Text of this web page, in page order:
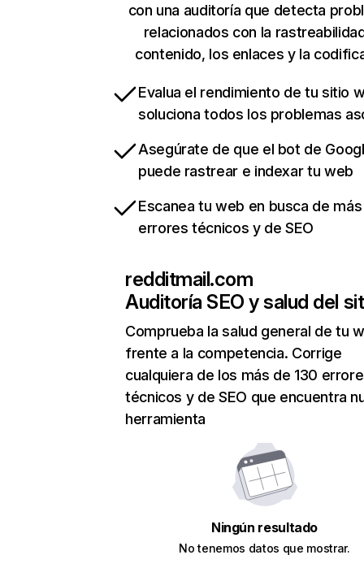
con una auditoría que detecta
relacionados con la
contenido, los enlaces y la
Evalua el rendimiento de tu sitio
soluciona todos los problemas
Asegúrate de que el bot de
puede rastrear e indexar tu web
Escanea tu web en busca de
errores técnicos y de SEO
redditmail.com
Auditoría SEO y salud del
Comprueba la salud general de tu
frente a la competencia. Corrige
cualquiera de los más de 130
técnicos y de SEO que encuentra
herramienta
Ningún resultado
No tenemos datos que mostrar.